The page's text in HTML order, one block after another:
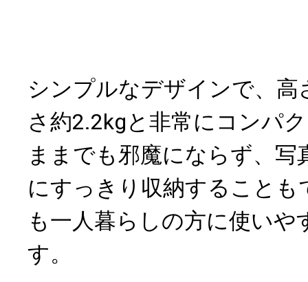
シンプルなデザインで、高
さ約2.2kgと非常にコンパ
ままでも邪魔にならず、写
にすっきり収納すること
も一人暮らしの方に使いや
す。